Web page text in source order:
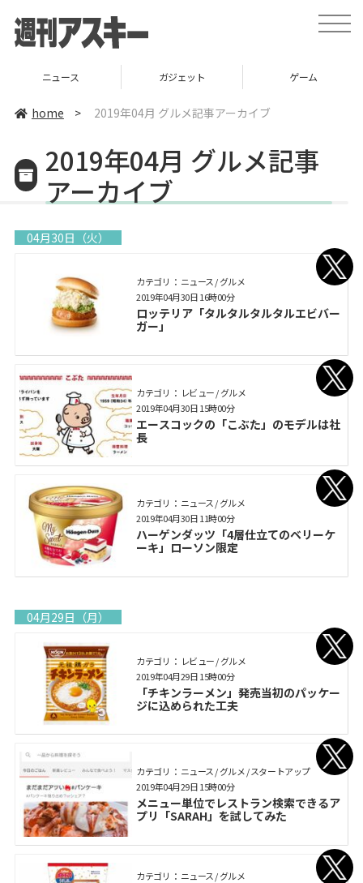
toggle
ガジェット ゲーム グルメ
home > 2019年04月 グルメ記事アーカイブ
2019年04月 グルメ記事
アーカイブ
04月30日（火）
カテゴリ： ニュース / グルメ
ロッテリア「タルタルタルタルエビバー
ガー」
2019年04月30日 16時00分
カテゴリ： レビュー / グルメ
エースコックの「こぶた」のモデルは社
長
2019年04月30日 15時00分
カテゴリ： ニュース / グルメ
ハーゲンダッツ「4層仕立てのベリーケ
ーキ」ローソン限定
2019年04月30日 11時00分
04月29日（月）
カテゴリ： レビュー / グルメ
「チキンラーメン」発売当初のパッケー
ジに込められた工夫
2019年04月29日 15時00分
カテゴリ： ニュース / グルメ / スタートアップ
メニュー単位でレストラン検索できるア
プリ「SARAH」を試してみた
2019年04月29日 15時00分
カテゴリ： ニュース / グルメ